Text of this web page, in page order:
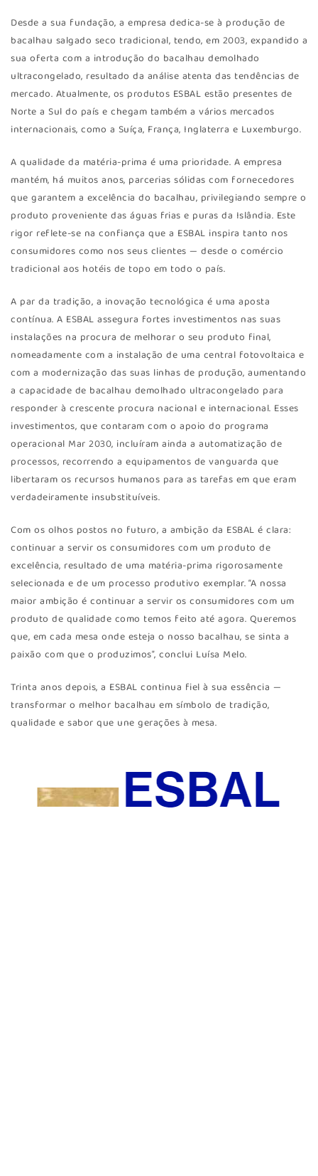
Desde a sua fundação, a empresa dedica-se à produção de
bacalhau salgado seco tradicional, tendo, em 2003, expandido a
sua oferta com a introdução do bacalhau demolhado
ultracongelado, resultado da análise atenta das tendências de
mercado. Atualmente, os produtos ESBAL estão presentes de
Norte a Sul do país e chegam também a vários mercados
internacionais, como a Suíça, França, Inglaterra e Luxemburgo.
A qualidade da matéria-prima é uma prioridade. A empresa
mantém, há muitos anos, parcerias sólidas com fornecedores
que garantem a excelência do bacalhau, privilegiando sempre o
produto proveniente das águas frias e puras da Islândia. Este
rigor reflete-se na confiança que a ESBAL inspira tanto nos
consumidores como nos seus clientes — desde o comércio
tradicional aos hotéis de topo em todo o país.
A par da tradição, a inovação tecnológica é uma aposta
contínua. A ESBAL assegura fortes investimentos nas suas
instalações na procura de melhorar o seu produto final,
nomeadamente com a instalação de uma central fotovoltaica e
com a modernização das suas linhas de produção, aumentando
a capacidade de bacalhau demolhado ultracongelado para
responder à crescente procura nacional e internacional. Esses
investimentos, que contaram com o apoio do programa
operacional Mar 2030, incluíram ainda a automatização de
processos, recorrendo a equipamentos de vanguarda que
libertaram os recursos humanos para as tarefas em que eram
verdadeiramente insubstituíveis.
Com os olhos postos no futuro, a ambição da ESBAL é clara:
continuar a servir os consumidores com um produto de
excelência, resultado de uma matéria-prima rigorosamente
selecionada e de um processo produtivo exemplar. “A nossa
maior ambição é continuar a servir os consumidores com um
produto de qualidade como temos feito até agora. Queremos
que, em cada mesa onde esteja o nosso bacalhau, se sinta a
paixão com que o produzimos”, conclui Luísa Melo.
Trinta anos depois, a ESBAL continua fiel à sua essência —
transformar o melhor bacalhau em símbolo de tradição,
qualidade e sabor que une gerações à mesa.